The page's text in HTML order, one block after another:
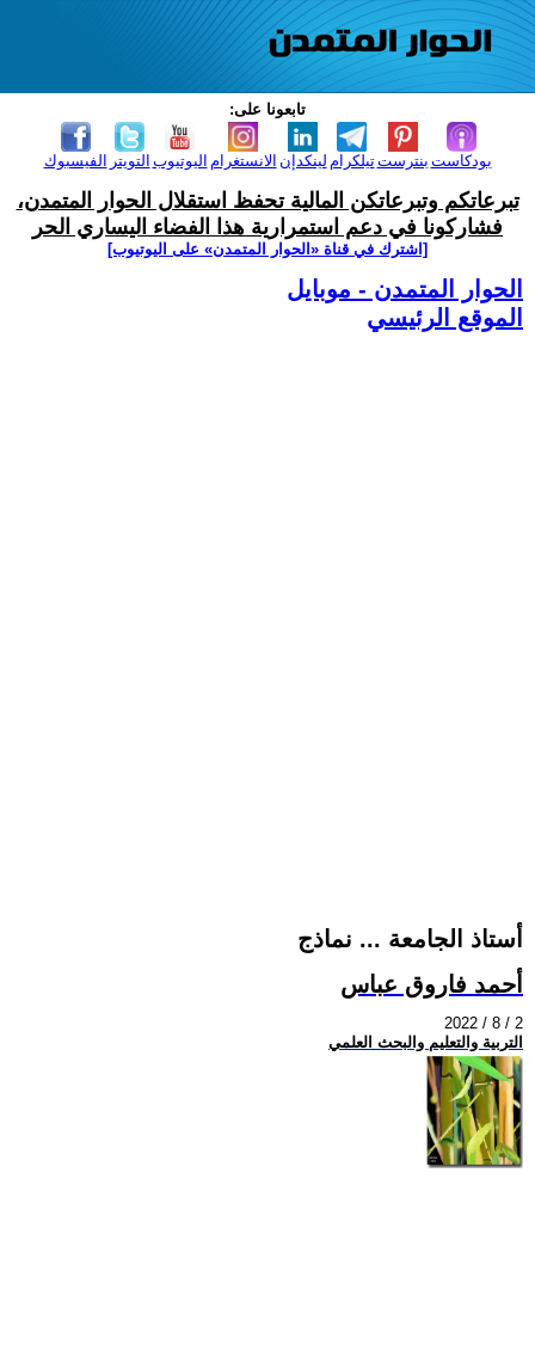
تابعونا على:
الفيسبوك التويتر اليوتيوب الانستغرام لينكدإن تيلكرامبنترست بودكاست
تبرعاتكم وتبرعاتكن المالية تحفظ استقلال الحوار المتمدن،
فشاركونا في دعم استمرارية هذا الفضاء اليساري الحر
[اشترك في قناة ‫«الحوار المتمدن» على اليوتيوب]
الحوار المتمدن - موبايل
الموقع الرئيسي
أستاذ الجامعة ... نماذج
أحمد فاروق عباس
2022 / 8 / 2
التربية والتعليم والبحث العلمي